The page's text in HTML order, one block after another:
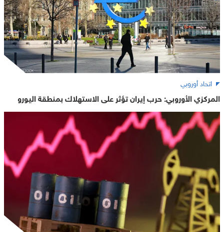
اتحاد أوروبي
المركزي الأوروبي: حرب إيران تؤثر على الاستهلاك بمنطقة اليورو